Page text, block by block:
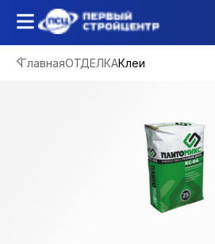
ГлавнаяОТДЕЛКАКлеи